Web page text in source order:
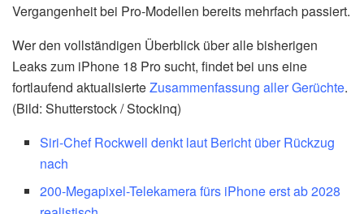
Vergangenheit bei Pro-Modellen bereits mehrfach passiert.
Wer den vollständigen Überblick über alle bisherigen
Leaks zum iPhone 18 Pro sucht, findet bei uns eine
fortlaufend aktualisierteZusammenfassung aller Gerüchte.
(Bild: Shutterstock / Stockinq)
Siri-Chef Rockwell denkt laut Bericht über Rückzug
nach
200-Megapixel-Telekamera fürs iPhone erst ab 2028